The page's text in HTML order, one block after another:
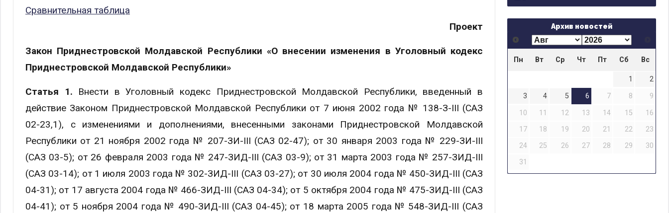
Сравнительная таблица
Проект
Закон Приднестровской Молдавской Республики «О внесении изменения в Уголовный кодекс
Приднестровской Молдавской Республики»
Статья 1. Внести в Уголовный кодекс Приднестровской Молдавской Республики, введенный в
действие Законом Приднестровской Молдавской Республики от 7 июня 2002 года № 138-З-III (CАЗ
02-23,1), с изменениями и дополнениями, внесенными законами Приднестровской Молдавской
Республики от 21 ноября 2002 года № 207-ЗИ-III (САЗ 02-47); от 30 января 2003 года № 229-ЗИ-III
(САЗ 03-5); от 26 февраля 2003 года № 247-ЗИД-III (САЗ 03-9); от 31 марта 2003 года № 257-ЗИД-III
(САЗ 03-14); от 1 июля 2003 года № 302-ЗИД-III (САЗ 03-27); от 30 июля 2004 года № 450-ЗИД-III (САЗ
04-31); от 17 августа 2004 года № 466-ЗИД-III (САЗ 04-34); от 5 октября 2004 года № 475-ЗИД-III (САЗ
04-41); от 5 ноября 2004 года № 490-ЗИД-III (САЗ 04-45); от 18 марта 2005 года № 548-ЗИД-III (САЗ
Архив новостей
Пн Вт Ср Чт Пт Сб Вс
1
2
3
4 5 6 7 8
9
10
11 12 13 14 15
16
17
18 19 20 21 22
23
24
25 26 27 28 29
30
31